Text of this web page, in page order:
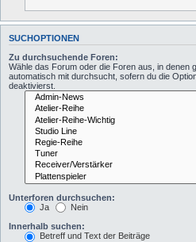
SUCHOPTIONEN
Zu durchsuchende Foren:
Wähle das Forum oder die Foren aus, in denen
automatisch mit durchsucht, sofern du die
deaktivierst.
Unterforen durchsuchen:
Ja
Nein
Innerhalb suchen:
Betreff und Text der Beiträge